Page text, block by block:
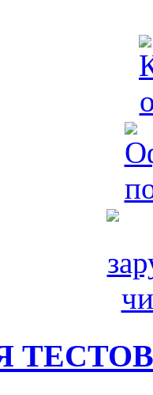
ТЕСТОВ